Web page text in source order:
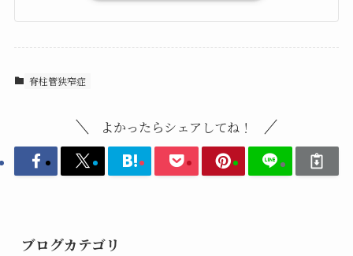
脊柱管狭窄症
よかったらシェアしてね！
ブログカテゴリ